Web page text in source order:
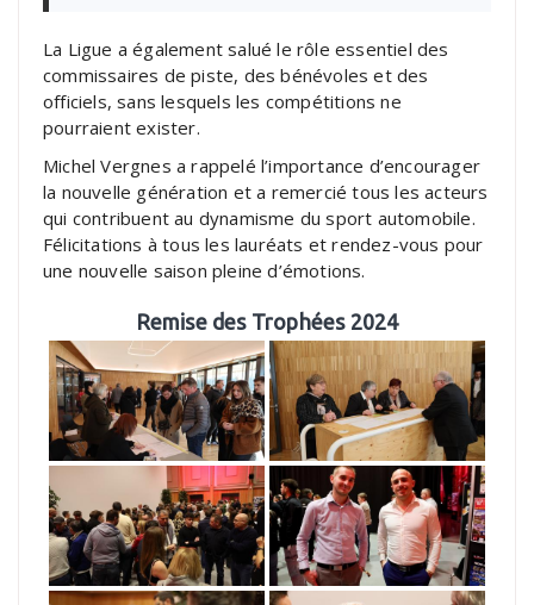
La Ligue a également salué le rôle essentiel des
commissaires de piste, des bénévoles et des
officiels, sans lesquels les compétitions ne
pourraient exister.
Michel Vergnes a rappelé l’importance d’encourager
la nouvelle génération et a remercié tous les acteurs
qui contribuent au dynamisme du sport automobile.
Félicitations à tous les lauréats et rendez-vous pour
une nouvelle saison pleine d’émotions.
Remise des Trophées 2024